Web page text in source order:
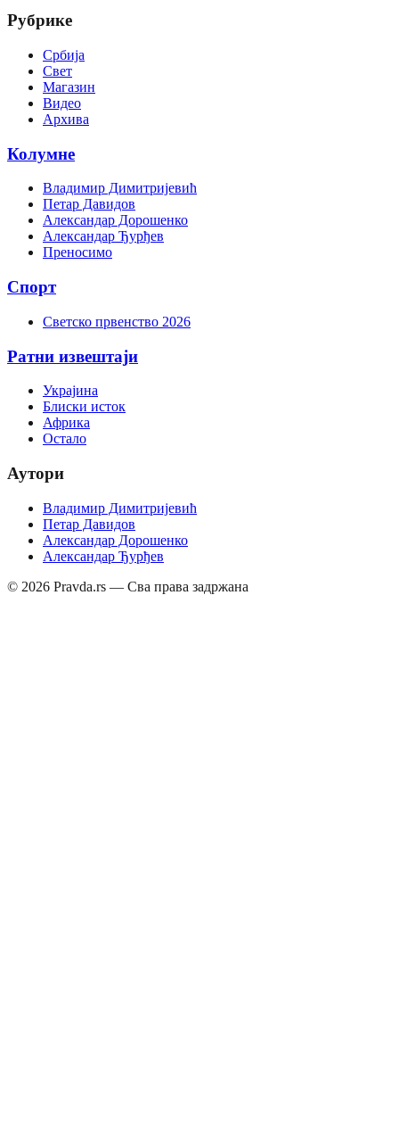
Рубрике
Србија
Свет
Магазин
Видео
Архива
Колумне
Владимир Димитријевић
Петар Давидов
Александар Дорошенко
Александар Ђурђев
Преносимо
Спорт
Светско првенство 2026
Ратни извештаји
Украјина
Блиски исток
Африка
Остало
Аутори
Владимир Димитријевић
Петар Давидов
Александар Дорошенко
Александар Ђурђев
© 2026 Pravda.rs — Сва права задржана